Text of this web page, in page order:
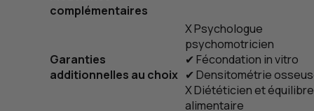
complémentaires
Garanties
additionnelles au choix
XPsychologue
psychomotricien
✔Fécondation in vitro
✔Densitométrie
XDiététicien et équilibre
alimentaire